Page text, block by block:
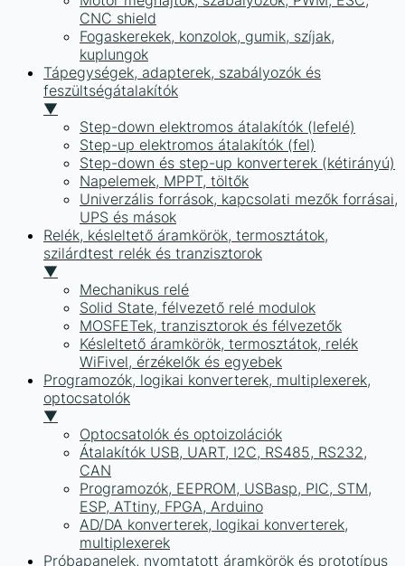
CNC shield
Fogaskerekek, konzolok, gumik, szíjak,
kuplungok
Tápegységek, adapterek, szabályozók és
feszültségátalakítók
▼
Step-down elektromos átalakítók (lefelé)
Step-up elektromos átalakítók (fel)
Step-down és step-up konverterek (kétirányú)
Napelemek, MPPT, töltők
Univerzális források, kapcsolati mezők forrásai,
UPS és mások
Relék, késleltető áramkörök, termosztátok,
szilárdtest relék és tranzisztorok
▼
Mechanikus relé
Solid State, félvezető relé modulok
MOSFETek, tranzisztorok és félvezetők
Késleltető áramkörök, termosztátok, relék
WiFivel, érzékelők és egyebek
Programozók, logikai konverterek, multiplexerek,
optocsatolók
▼
Optocsatolók és optoizolációk
Átalakítók USB, UART, I2C, RS485, RS232,
CAN
Programozók, EEPROM, USBasp, PIC, STM,
ESP, ATtiny, FPGA, Arduino
AD/DA konverterek, logikai konverterek,
multiplexerek
Próbapanelek, nyomtatott áramkörök és prototípus